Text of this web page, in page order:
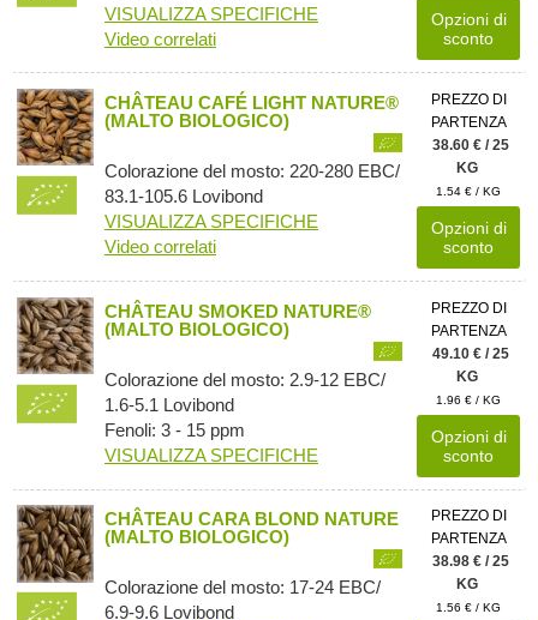
VISUALIZZA SPECIFICHE
Video correlati
Opzioni di
sconto
CHÂTEAU CAFÉ LIGHT NATURE®
(MALTO BIOLOGICO)
Colorazione del mosto: 220-280 EBC/
83.1-105.6 Lovibond
VISUALIZZA SPECIFICHE
Video correlati
PREZZO DI
PARTENZA
38.60 € / 25
KG
1.54 € / KG
Opzioni di
sconto
CHÂTEAU SMOKED NATURE®
(MALTO BIOLOGICO)
Colorazione del mosto: 2.9-12 EBC/
1.6-5.1 Lovibond
Fenoli: 3 - 15 ppm
VISUALIZZA SPECIFICHE
PREZZO DI
PARTENZA
49.10 € / 25
KG
1.96 € / KG
Opzioni di
sconto
CHÂTEAU CARA BLOND NATURE
(MALTO BIOLOGICO)
Colorazione del mosto: 17-24 EBC/
6.9-9.6 Lovibond
PREZZO DI
PARTENZA
38.98 € / 25
KG
1.56 € / KG